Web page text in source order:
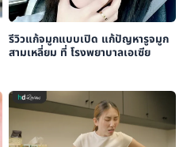
รีวิวแก้จมูกแบบเปิด แก้ปัญหารูจมูก
สามเหลี่ยม ที่ โรงพยาบาล​เอเซีย